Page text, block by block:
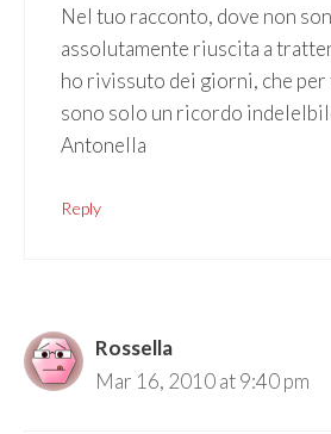
Nel tuo racconto, dove non
assolutamente riuscita a
ho rivissuto dei giorni, che
sono solo un ricordo
Antonella
Reply
Rossella
Mar 16, 2010 at 9:40 pm